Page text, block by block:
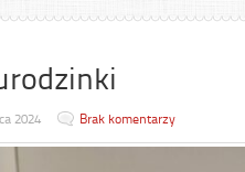
2024 Brak komentarzy